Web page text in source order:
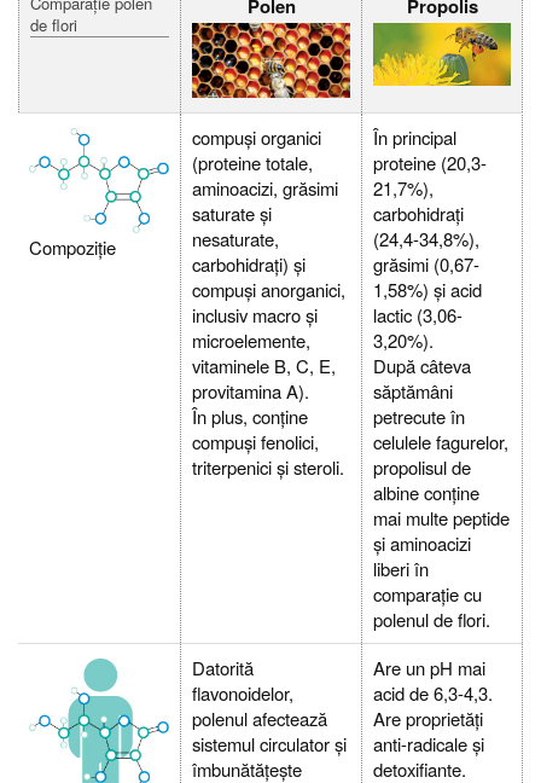
de flori
Polen Propolis
Compoziţie
compuși organici
(proteine totale,
aminoacizi, grăsimi
saturate și
nesaturate,
carbohidrați) și
compuși anorganici,
inclusiv macro și
microelemente,
vitaminele B, C, E,
provitamina A).
În plus, conține
compuși fenolici,
triterpenici și steroli.
În principal
proteine (20,3-
21,7%),
carbohidrați
(24,4-34,8%),
grăsimi (0,67-
1,58%) și acid
lactic (3,06-
3,20%).
După câteva
săptămâni
petrecute în
celulele fagurelor,
propolisul de
albine conține
mai multe peptide
și aminoacizi
liberi în
comparație cu
polenul de flori.
Datorită
flavonoidelor,
polenul afectează
sistemul circulator și
îmbunătățește
Are un pH mai
acid de 6,3-4,3.
Are proprietăți
anti-radicale și
detoxifiante.